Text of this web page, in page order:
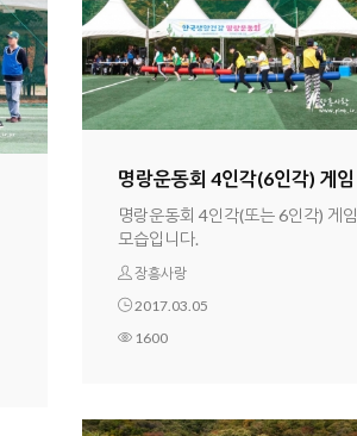
명랑운동회 4인각(6인각) 게임
명랑운동회 4인각(또는 6인각) 게임
모습입니다.
장흥사랑
2017.03.05
1600